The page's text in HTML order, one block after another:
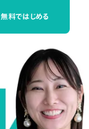
無料ではじめる